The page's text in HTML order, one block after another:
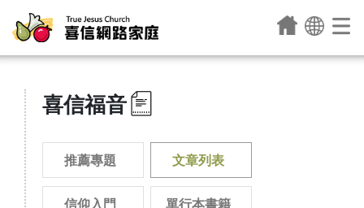
喜信福音
推薦專題 文章列表
信仰入門 單行本書籍